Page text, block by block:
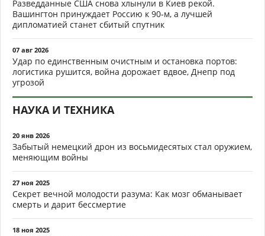
Разведданные США снова хлынули в Киев рекой.
Вашингтон принуждает Россию к 90-м, а лучшей
дипломатией станет сбитый спутник
07 авг 2026
Удар по единственным очистным и остановка портов:
логистика рушится, война дорожает вдвое, Днепр под
угрозой
НАУКА И ТЕХНИКА
20 янв 2026
Забытый немецкий дрон из восьмидесятых стал оружием,
меняющим войны
27 ноя 2025
Секрет вечной молодости разума: Как мозг обманывает
смерть и дарит бессмертие
18 ноя 2025